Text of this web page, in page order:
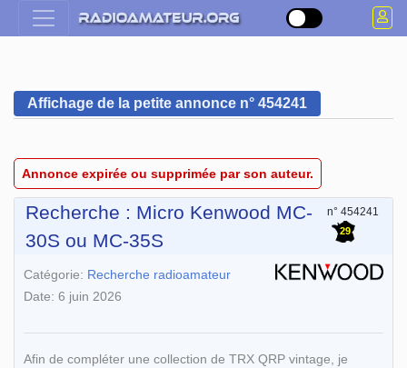
Affichage de la petite annonce n° 454241
Annonce expirée ou supprimée par son auteur.
Recherche : Micro Kenwood MC-
30S ou MC-35S
n° 454241
29
Catégorie: Recherche radioamateur
Date: 6 juin 2026
Afin de compléter une collection de TRX QRP vintage, je